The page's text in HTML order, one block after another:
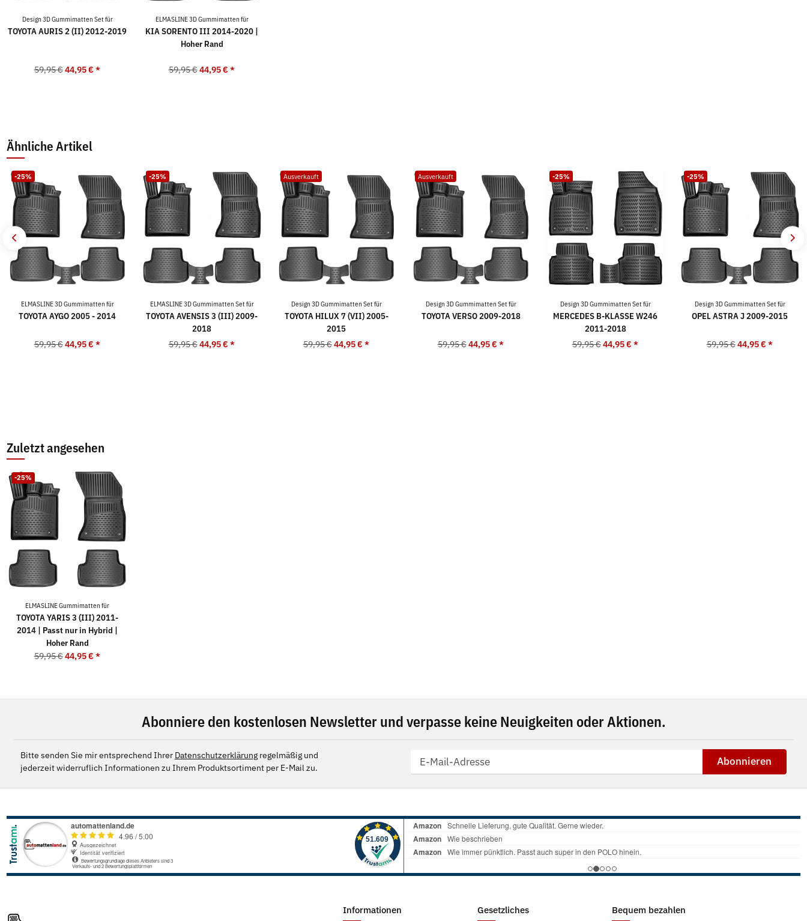
Design 3D Gummimatten Set für
TOYOTA AURIS 2 (II) 2012-2019
59,95 € 44,95 €*
ELMASLINE 3D Gummimatten für
KIA SORENTO III 2014-2020 |
Hoher Rand
59,95 € 44,95 €*
Ähnliche Artikel
-25%
ELMASLINE 3D Gummimatten für
TOYOTA AYGO 2005 - 2014
59,95 € 44,95 €*
-25%
ELMASLINE 3D Gummimatten Set für
TOYOTA AVENSIS 3 (III) 2009-
2018
59,95 € 44,95 €*
Ausverkauft
Design 3D Gummimatten Set für
TOYOTA HILUX 7 (VII) 2005-
2015
59,95 € 44,95 €*
Ausverkauft
Design 3D Gummimatten Set für
TOYOTA VERSO 2009-2018
59,95 € 44,95 €*
-25%
Design 3D Gummimatten Set für
MERCEDES B-KLASSE W246
2011-2018
59,95 € 44,95 €*
-25%
Design 3D Gummimatten Set für
OPEL ASTRA J 2009-2015
59,95 € 44,95 €*
Zuletzt angesehen
-25%
ELMASLINE Gummimatten für
TOYOTA YARIS 3 (III) 2011-
2014 | Passt nur in Hybrid |
Hoher Rand
59,95 € 44,95 €*
Abonniere den kostenlosen Newsletter und verpasse keine Neuigkeiten oder Aktionen.
Bitte senden Sie mir entsprechend Ihrer Datenschutzerklärungregelmäßig und
jederzeit widerruflich Informationen zu Ihrem Produktsortiment per E-Mail zu.
Abonnieren
Informationen Gesetzliches Bequem bezahlen